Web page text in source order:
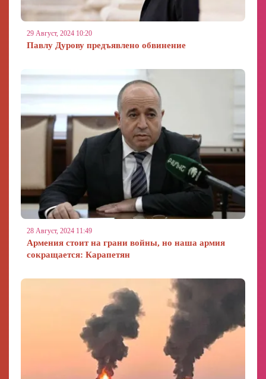
29 Август, 2024 10:20
Павлу Дурову предъявлено обвинение
28 Август, 2024 11:49
Армения стоит на грани войны, но наша армия
сокращается: Карапетян